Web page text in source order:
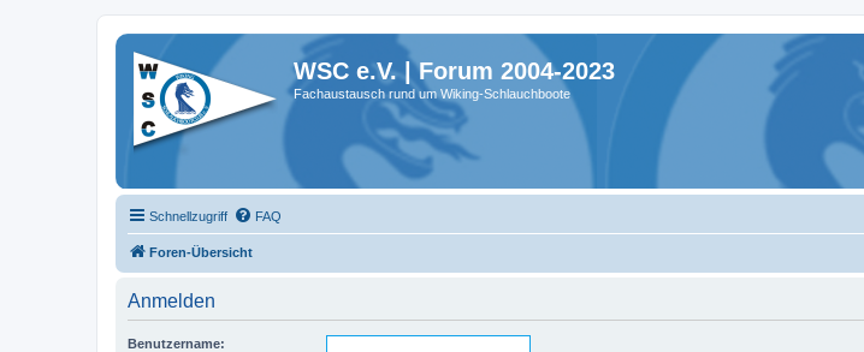
WSC e.V. | Forum 2004-2023
Fachaustausch rund um Wiking-Schlauchboote
Schnellzugriff FAQ
Foren-Übersicht
Anmelden
Benutzername: